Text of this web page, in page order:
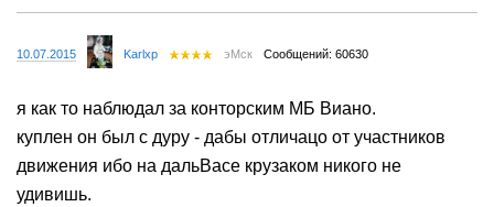
10.07.2015 Karlxp эМск Сообщений: 60630
я как то наблюдал за конторским МБ Виано.
куплен он был с дуру - дабы отличацо от участников
движения ибо на дальВасе крузаком никого не
удивишь.